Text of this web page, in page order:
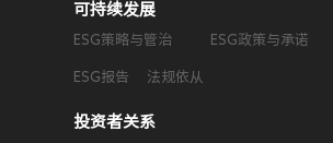
可持续发展
ESG策略与管治 ESG政策与承诺
ESG报告 法规依从
投资者关系